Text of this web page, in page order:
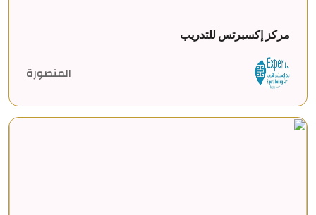
مركز إكسبرتس للتدريب
المنصورة